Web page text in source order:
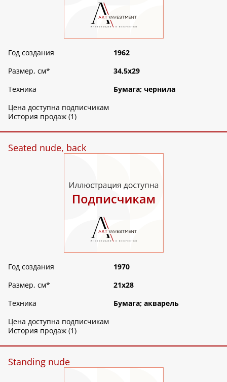
Год создания
1962
Размер, см*
34,5х29
Техника
Бумага; чернила
Цена доступна подписчикам
История продаж (1)
Seated nude, back
Год создания
1970
Размер, см*
21х28
Техника
Бумага; акварель
Цена доступна подписчикам
История продаж (1)
Standing nude